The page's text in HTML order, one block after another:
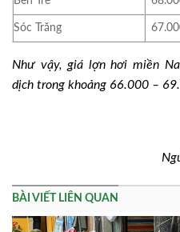
Sóc Trăng
Như vậy, giá lợn hơi miền
dịch trong khoảng 66.000 –
BÀI VIẾT LIÊN QUAN